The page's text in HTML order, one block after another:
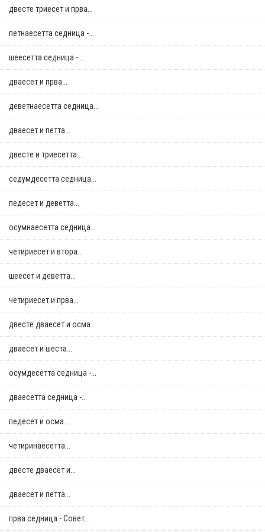
двестe триесет и прва...
петнаесетта седница -...
шеесетта седница -...
дваесет и прва...
деветнаесетта седница...
дваесет и петта...
двестe и триесетта...
седумдесетта седница...
педесет и деветта...
осумнaесетта седница...
четириесет и втора...
шеесет и деветта...
четириесет и прва...
двестe дваесет и осма...
дваесет и шеста...
осумдесетта седница -...
дваесетта седница -...
педесет и осма...
четиринаесетта...
двестe дваесет и...
дваесет и петта...
прва седница - Совет...